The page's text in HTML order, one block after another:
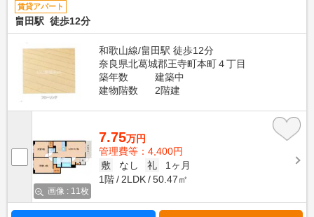
賃貸アパート
畠田駅 徒歩12分
和歌山線/畠田駅 徒歩12分
奈良県北葛城郡王寺町本町４丁目
築年数
建築中
建物階数
2階建
画像 : 11枚
7.75万円
管理費等：4,400円
敷
なし 礼
1ヶ月
1階
2LDK 50.47㎡